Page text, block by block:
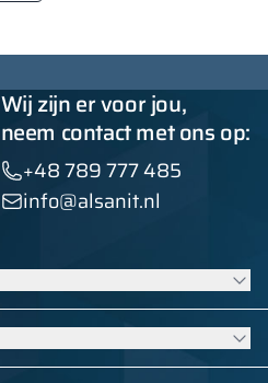
Wij zijn er voor jou,
neem contact met ons op:
+48 789 777 485
info@alsanit.nl